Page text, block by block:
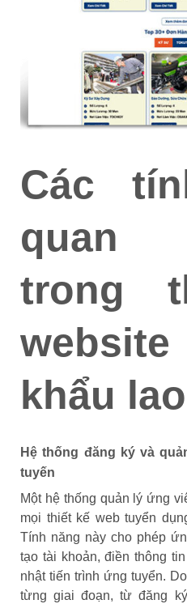
Các
quan
trong
khẩu
Hệ thống đăng ký và
tuyến
Một hệ thống quản lý ứng
mọi thiết kế web tuyển
Tính năng này cho phép
tạo tài khoản, điền thông
nhật tiến trình ứng tuyển.
từng giai đoạn, từ đăng